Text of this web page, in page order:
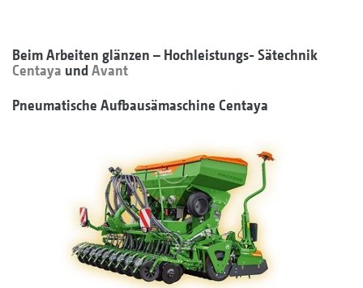
Beim Arbeiten glänzen – Hochleistungs- Sätechnik
Centaya undAvant
Pneumatische Aufbausämaschine Centaya